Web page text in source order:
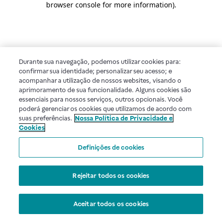
browser console for more information).
Durante sua navegação, podemos utilizar cookies para:
confirmar sua identidade; personalizar seu acesso; e
acompanhar a utilização de nossos websites, visando o
aprimoramento de sua funcionalidade. Alguns cookies são
essenciais para nossos serviços, outros opcionais. Você
poderá gerenciar os cookies que utilizamos de acordo com
suas preferências. Nossa Política de Privacidade e
Cookies
Definições de cookies
Rejeitar todos os cookies
Aceitar todos os cookies